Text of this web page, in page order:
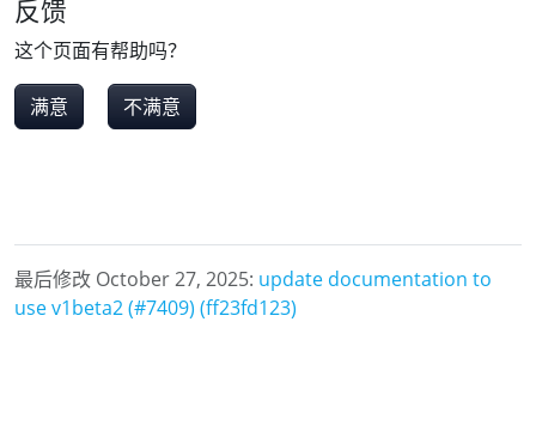
反馈
这个页面有帮助吗？
满意 不满意
最后修改 October 27, 2025: update documentation to
use v1beta2 (#7409) (ff23fd123)